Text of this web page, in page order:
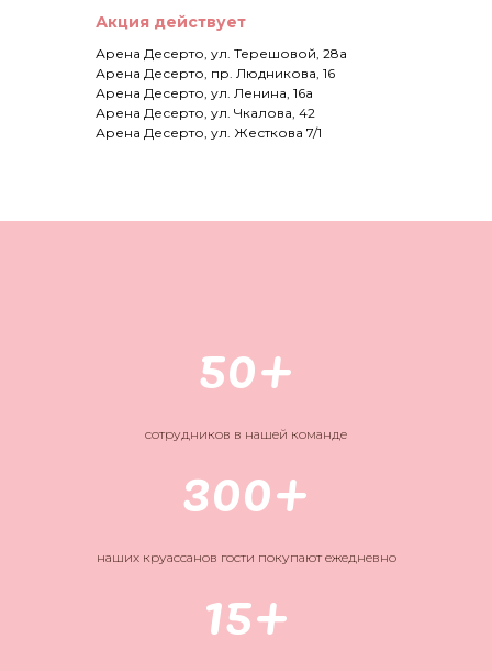
Акция действует
Арена Десерто, ул. Терешовой, 28а
Арена Десерто, пр. Людникова, 16
Арена Десерто, ул. Ленина, 16а
Арена Десерто, ул. Чкалова, 42
Арена Десерто, ул. Жесткова 7/1
50+
сотрудников в нашей команде
300+
наших круассанов гости покупают ежедневно
15+
Классические торты
с доставкой